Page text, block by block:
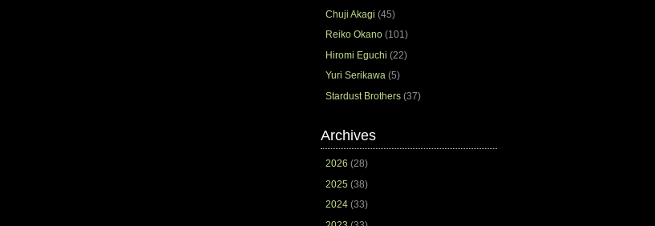
Chuji Akagi (45)
Reiko Okano (101)
Hiromi Eguchi (22)
Yuri Serikawa (5)
Stardust Brothers (37)
Archives
2026 (28)
2025 (38)
2024 (33)